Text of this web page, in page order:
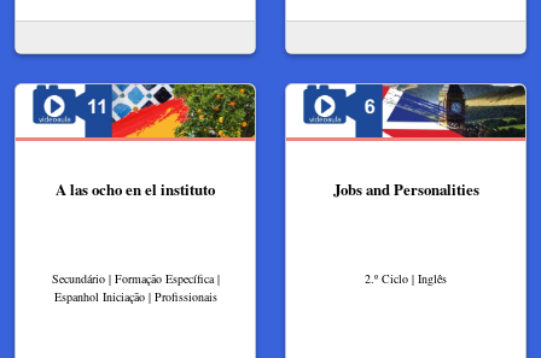
A las ocho en el instituto
Secundário | Formação Específica |
Espanhol Iniciação | Profissionais
Jobs and Personalities
2.º Ciclo | Inglês